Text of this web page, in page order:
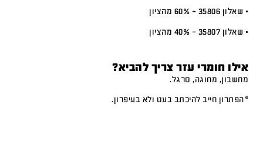
• שאלון 35806 – 60% מהציון
• שאלון 35807 – 40% מהציון
אילו חומרי עזר צריך להביא?
מחשבון, מחוגה, סרגל.
*הפתרון חייב להיכתב בעט ולא בעיפרון.